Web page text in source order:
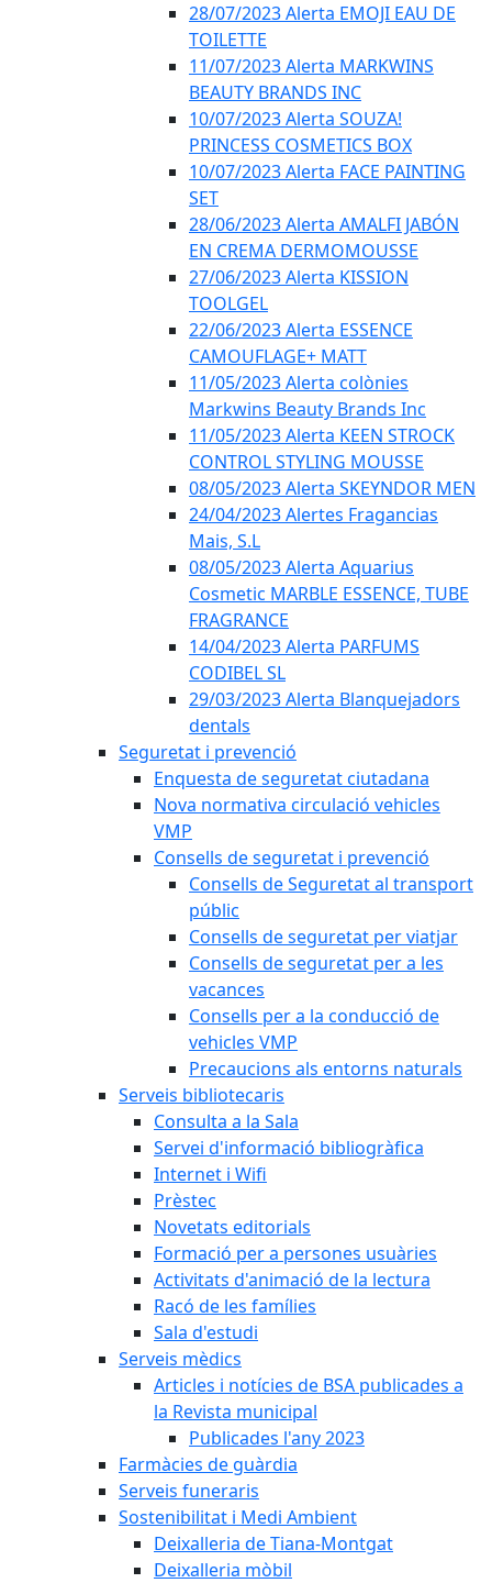
28/07/2023 Alerta EMOJI EAU DE
TOILETTE
11/07/2023 Alerta MARKWINS
BEAUTY BRANDS INC
10/07/2023 Alerta SOUZA!
PRINCESS COSMETICS BOX
10/07/2023 Alerta FACE PAINTING
SET
28/06/2023 Alerta AMALFI JABÓN
EN CREMA DERMOMOUSSE
27/06/2023 Alerta KISSION
TOOLGEL
22/06/2023 Alerta ESSENCE
CAMOUFLAGE+ MATT
11/05/2023 Alerta colònies
Markwins Beauty Brands Inc
11/05/2023 Alerta KEEN STROCK
CONTROL STYLING MOUSSE
08/05/2023 Alerta SKEYNDOR MEN
24/04/2023 Alertes Fragancias
Mais, S.L
08/05/2023 Alerta Aquarius
Cosmetic MARBLE ESSENCE, TUBE
FRAGRANCE
14/04/2023 Alerta PARFUMS
CODIBEL SL
29/03/2023 Alerta Blanquejadors
dentals
Seguretat i prevenció
Enquesta de seguretat ciutadana
Nova normativa circulació vehicles
VMP
Consells de seguretat i prevenció
Consells de Seguretat al transport
públic
Consells de seguretat per viatjar
Consells de seguretat per a les
vacances
Consells per a la conducció de
vehicles VMP
Precaucions als entorns naturals
Serveis bibliotecaris
Consulta a la Sala
Servei d'informació bibliogràfica
Internet i Wifi
Prèstec
Novetats editorials
Formació per a persones usuàries
Activitats d'animació de la lectura
Racó de les famílies
Sala d'estudi
Serveis mèdics
Articles i notícies de BSA publicades a
la Revista municipal
Publicades l'any 2023
Farmàcies de guàrdia
Serveis funeraris
Sostenibilitat i Medi Ambient
Deixalleria de Tiana-Montgat
Deixalleria mòbil